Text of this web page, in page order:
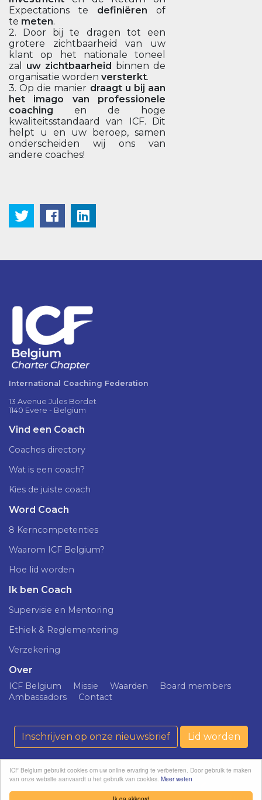
ICF Belgium gebruikt cookies om uw online ervaring te verbeteren. Door gebruik te maken
van onze website aanvaardt u het gebruik van cookies. Meer weten
Expectations te definiëren of
te meten.
2. Door bij te dragen tot een
grotere zichtbaarheid van uw
klant op het nationale toneel
zal uw zichtbaarheid binnen de
organisatie worden versterkt.
3. Op die manier draagt u bij aan
het imago van professionele
coaching en de hoge
kwaliteitsstandaard van ICF. Dit
helpt u en uw beroep, samen
onderscheiden wij ons van
andere coaches!
International Coaching Federation
13 Avenue Jules Bordet
1140 Evere - Belgium
Vind een Coach
Coaches directory
Wat is een coach?
Kies de juiste coach
Word Coach
8 Kerncompetenties
Waarom ICF Belgium?
Hoe lid worden
Ik ben Coach
Supervisie en Mentoring
Ethiek & Reglementering
Verzekering
Over
ICF Belgium Missie Waarden
Board members
Ambassadors
Contact
Inschrijven op onze nieuwsbrief Lid worden